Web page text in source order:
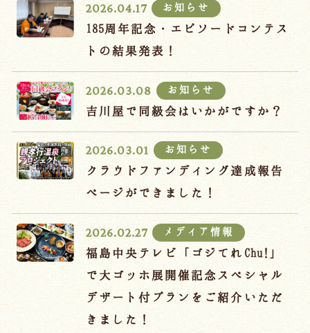
2026.04.17 お知らせ
185周年記念・エピソードコンテス
トの結果発表！
2026.03.08 お知らせ
吉川屋で同級会はいかがですか？
2026.03.01 お知らせ
クラウドファンディング達成報告
ページができました！
2026.02.27 メディア情報
福島中央テレビ「ゴジてれChu!」
で大ゴッホ展開催記念スペシャル
デザート付プランをご紹介いただ
きました！
お知らせ よくあるご質問
お問い合わせ
予約確認・変更・キャンセル
キャンセルポリシー
宿泊約款
オンラインショップ
吉川屋×温泉むすめ
Follow us
024-542-2226